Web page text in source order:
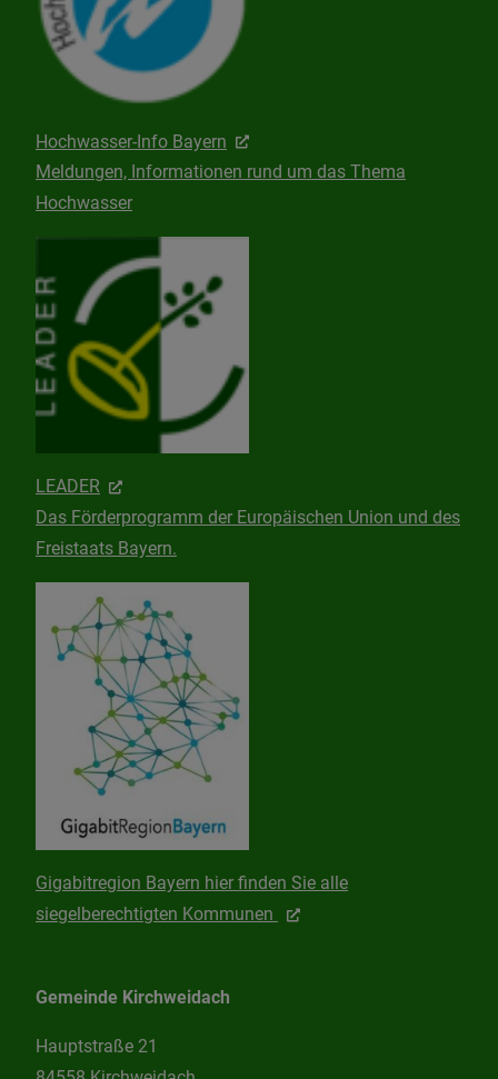
Hochwasser-Info Bayern
Meldungen, Informationen rund um das Thema
Hochwasser
LEADER
Das Förderprogramm der Europäischen Union und des
Freistaats Bayern.
Gigabitregion Bayern hier finden Sie alle
siegelberechtigten Kommunen
Gemeinde Kirchweidach
Hauptstraße 21